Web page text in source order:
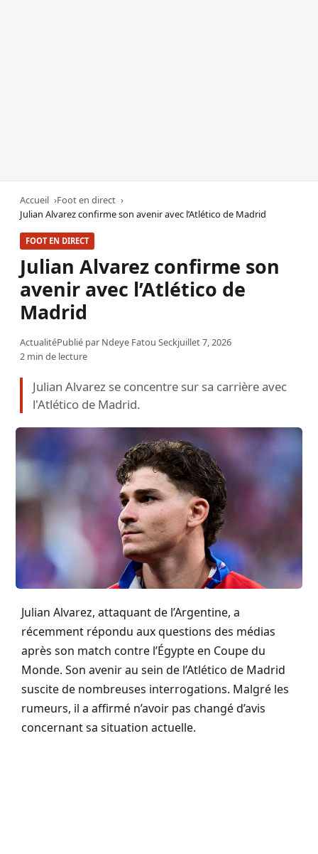
Accueil
Foot en direct
Julian Alvarez confirme son avenir avec l’Atlético de Madrid
FOOT EN DIRECT
Julian Alvarez confirme son
avenir avec l’Atlético de
Madrid
ActualitéPublié par Ndeye Fatou Seckjuillet 7, 2026
2 min de lecture
Julian Alvarez se concentre sur sa carrière avec
l'Atlético de Madrid.
Julian Alvarez, attaquant de l’Argentine, a
récemment répondu aux questions des médias
après son match contre l’Égypte en Coupe du
Monde. Son avenir au sein de l’Atlético de Madrid
suscite de nombreuses interrogations. Malgré les
rumeurs, il a affirmé n’avoir pas changé d’avis
concernant sa situation actuelle.